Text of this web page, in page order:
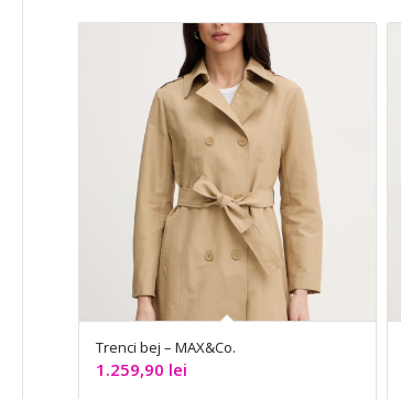
Trenci bej – MAX&Co.
1.259,90 lei